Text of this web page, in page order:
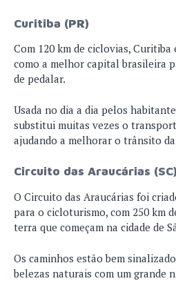
Curitiba (PR)
Com 120 km de ciclovias, Curitiba
como a melhor capital brasileira
de pedalar.
Usada no dia a dia pelos
substitui muitas vezes o
ajudando a melhorar o trânsito da
Circuito das Araucárias (SC)
O Circuito das Araucárias foi
para o cicloturismo, com 250 km
terra que começam na cidade de
Os caminhos estão bem
belezas naturais com um grande